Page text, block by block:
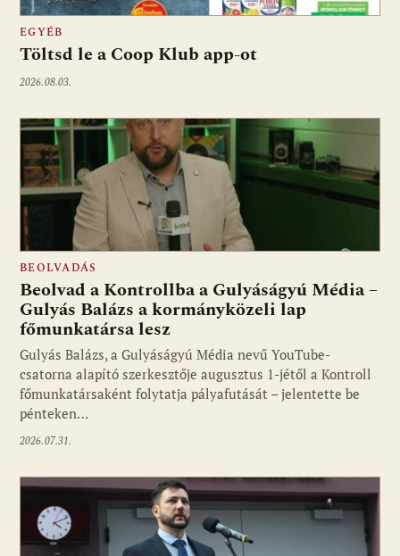
EGYÉB
Töltsd le a Coop Klub app-ot
2026.08.03.
BEOLVADÁS
Beolvad a Kontrollba a Gulyáságyú Média –
Gulyás Balázs a kormányközeli lap
főmunkatársa lesz
Gulyás Balázs, a Gulyáságyú Média nevű YouTube-
csatorna alapító szerkesztője augusztus 1-jétől a Kontroll
főmunkatársaként folytatja pályafutását – jelentette be
pénteken…
2026.07.31.